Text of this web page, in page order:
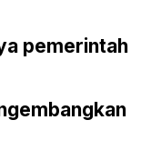
pemerintah